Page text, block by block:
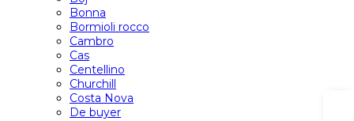
Bonna
Bormioli rocco
Cambro
Cas
Centellino
Churchill
Costa Nova
De buyer